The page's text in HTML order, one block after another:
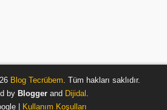
Blog Tecrübem. Tüm hakları saklıdır.
by Bloggerand Dijidal .
| Kullanım Koşulları